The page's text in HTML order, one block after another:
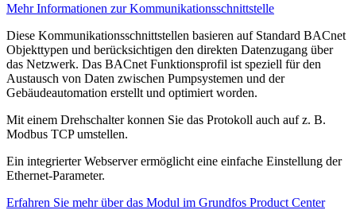
Mehr Informationen zur Kommunikationsschnittstelle
Diese Kommunikationsschnittstellen basieren auf Standard BACnet
Objekttypen und berücksichtigen den direkten Datenzugang über
das Netzwerk. Das BACnet Funktionsprofil ist speziell für den
Austausch von Daten zwischen Pumpsystemen und der
Gebäudeautomation erstellt und optimiert worden.
Mit einem Drehschalter konnen Sie das Protokoll auch auf z. B.
Modbus TCP umstellen.
Ein integrierter Webserver ermöglicht eine einfache Einstellung der
Ethernet-Parameter.
Erfahren Sie mehr über das Modul im Grundfos Product Center